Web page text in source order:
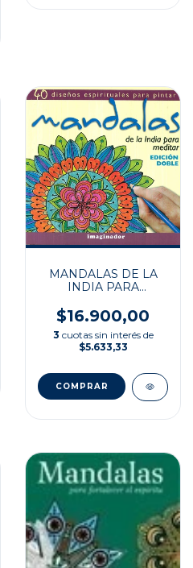
MANDALAS DE LA
INDIA PARA
$16.900,00
3 cuotas sin interés de
$5.633,33